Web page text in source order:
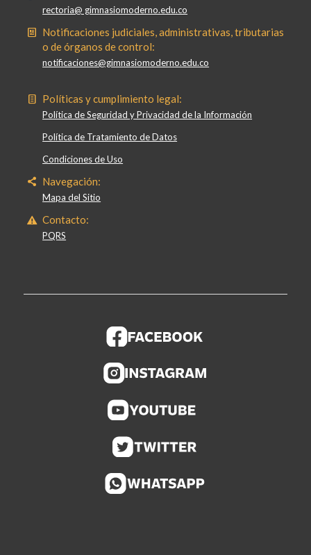
rectoria@ gimnasiomoderno.edu.co
Notificaciones judiciales, administrativas, tributarias
o de órganos de control:
notificaciones@gimnasiomoderno.edu.co
Políticas y cumplimiento legal:
Política de Seguridad y Privacidad de la Información
Política de Tratamiento de Datos
Condiciones de Uso
Navegación:
Mapa del Sitio
Contacto:
PQRS